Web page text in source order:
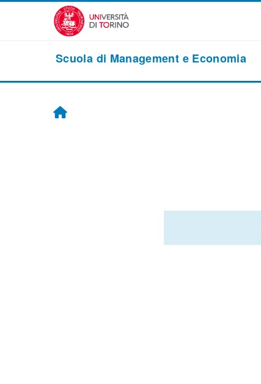
Passer au contenu principal
Scuola di Management e Economia
Accueil